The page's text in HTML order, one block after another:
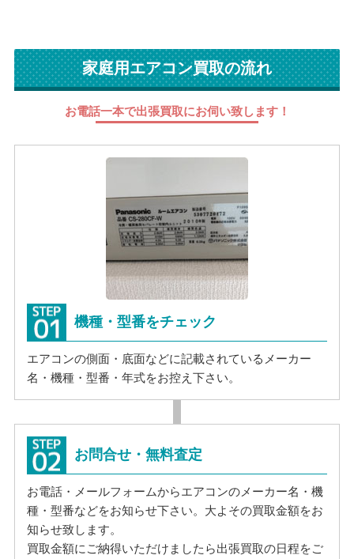
家庭用エアコン買取の流れ
お電話一本で出張買取にお伺い致します！
機種・型番をチェック
エアコンの側面・底面などに記載されているメーカー
名・機種・型番・年式をお控え下さい。
お問合せ・無料査定
お電話・メールフォームからエアコンのメーカー名・機
種・型番などをお知らせ下さい。大よその買取金額をお
知らせ致します。
買取金額にご納得いただけましたら出張買取の日程をご